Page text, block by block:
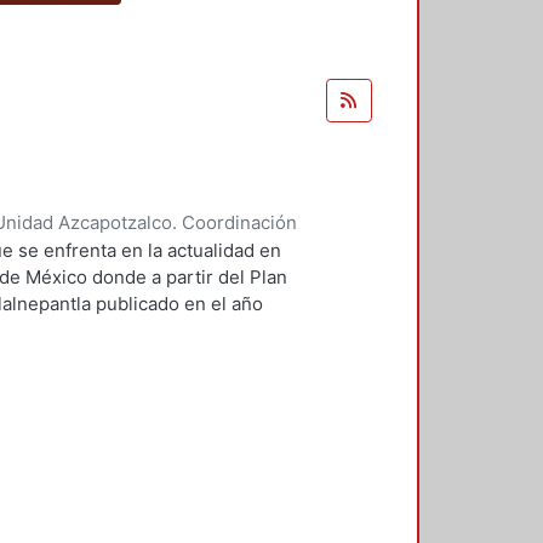
Azcapotzalco. Coordinación
Enya Kassandra;Díaz
se enfrenta en la actualidad en
México donde a partir del Plan
publicado en el año